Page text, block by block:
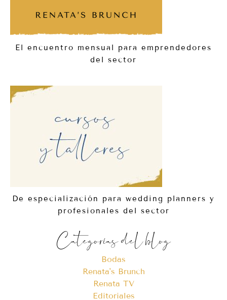
El encuentro mensual para emprendedores
del sector
De especialización para wedding planners y
profesionales del sector
Categorías del blog
Bodas
Renata's Brunch
Renata TV
Editoriales